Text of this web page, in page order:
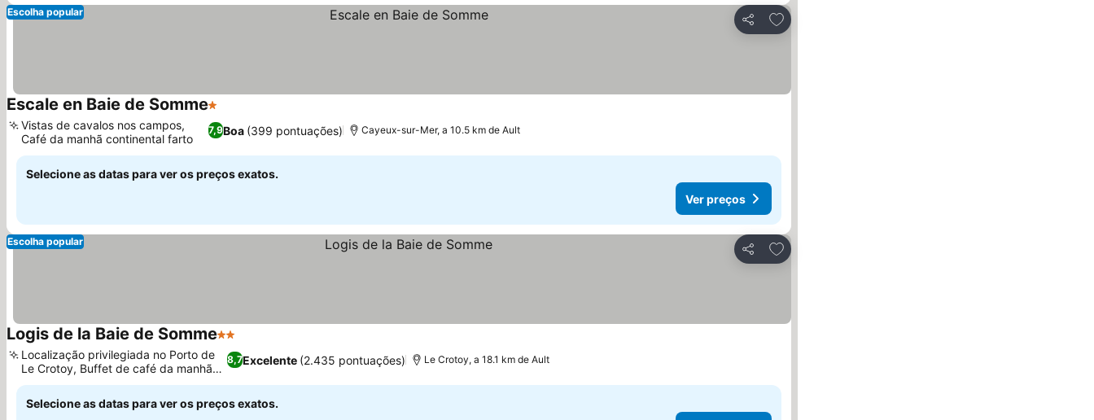
Partilhar
Adicionar aos favoritos
Escolha popular
Escale en Baie de Somme1 Estrelas
7,9Boa (399 pontuações)
Vistas de cavalos nos campos,
Café da manhã continental farto
Cayeux-sur-Mer, a 10.5 km de Ault
Selecione as datas para ver os preços exatos.
Ver preços
Partilhar
Adicionar aos favoritos
Escolha popular
Logis de la Baie de Somme2 Estrelas
8,7Excelente (2.435 pontuações)
Localização privilegiada no Porto de
Le Crotoy, Buffet de café da manhã
regional
Le Crotoy, a 18.1 km de Ault
Selecione as datas para ver os preços exatos.